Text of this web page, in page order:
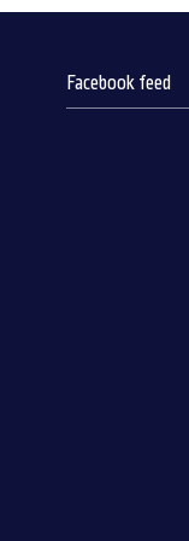
Facebook feed